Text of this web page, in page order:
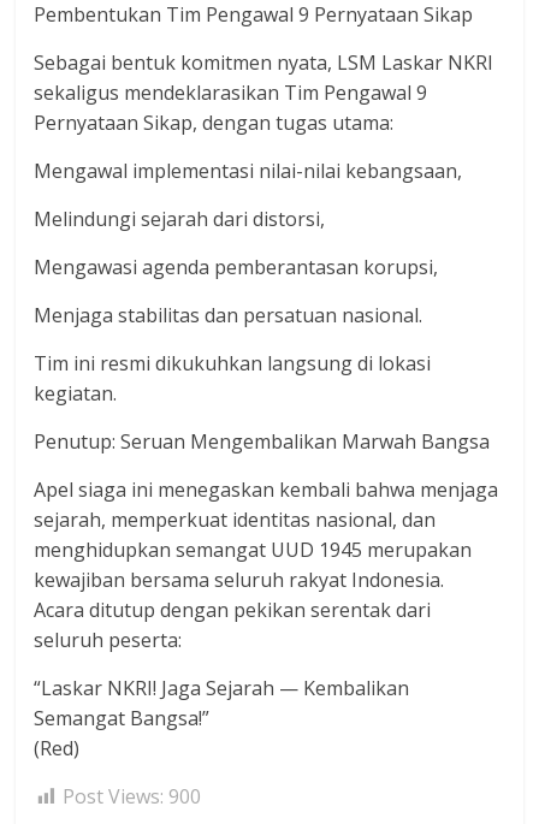
Pembentukan Tim Pengawal 9 Pernyataan Sikap
Sebagai bentuk komitmen nyata, LSM Laskar NKRI
sekaligus mendeklarasikan Tim Pengawal 9
Pernyataan Sikap, dengan tugas utama:
Mengawal implementasi nilai-nilai kebangsaan,
Melindungi sejarah dari distorsi,
Mengawasi agenda pemberantasan korupsi,
Menjaga stabilitas dan persatuan nasional.
Tim ini resmi dikukuhkan langsung di lokasi
kegiatan.
Penutup: Seruan Mengembalikan Marwah Bangsa
Apel siaga ini menegaskan kembali bahwa menjaga
sejarah, memperkuat identitas nasional, dan
menghidupkan semangat UUD 1945 merupakan
kewajiban bersama seluruh rakyat Indonesia.
Acara ditutup dengan pekikan serentak dari
seluruh peserta:
“Laskar NKRI! Jaga Sejarah — Kembalikan
Semangat Bangsa!”
(Red)
Post Views: 900